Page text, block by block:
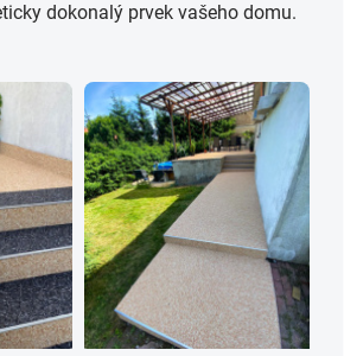
dokonalý prvek vašeho domu.